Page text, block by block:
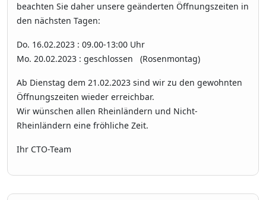
beachten Sie daher unsere geänderten Öffnungszeiten in
den nächsten Tagen:
Do. 16.02.2023 : 09.00-13:00 Uhr
Mo. 20.02.2023 : geschlossen (Rosenmontag)
Ab Dienstag dem 21.02.2023 sind wir zu den gewohnten
Öffnungszeiten wieder erreichbar.
Wir wünschen allen Rheinländern und Nicht-
Rheinländern eine fröhliche Zeit.
Ihr CTO-Team